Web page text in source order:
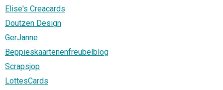
Elise's Creacards
Doutzen Design
GerJanne
Beppieskaartenenfreubelblog
Scrapsjop
LottesCards